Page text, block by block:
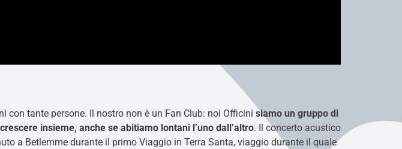
con tante persone. Il nostro non è un Fan Club: noi Officini siamo un gruppo di
insieme, anche se abitiamo lontani l’uno dall’altro. Il concerto acustico
a Betlemme durante il primo Viaggio in Terra Santa, viaggio durante il quale